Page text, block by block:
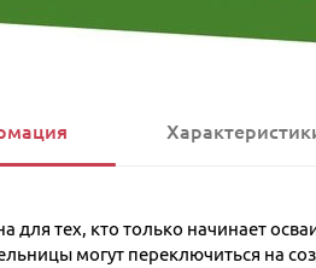
для тех, кто только начинает
могут переключиться на